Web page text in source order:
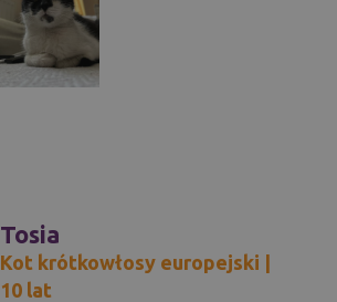
Tosia
Kot krótkowłosy europejski |
10 lat